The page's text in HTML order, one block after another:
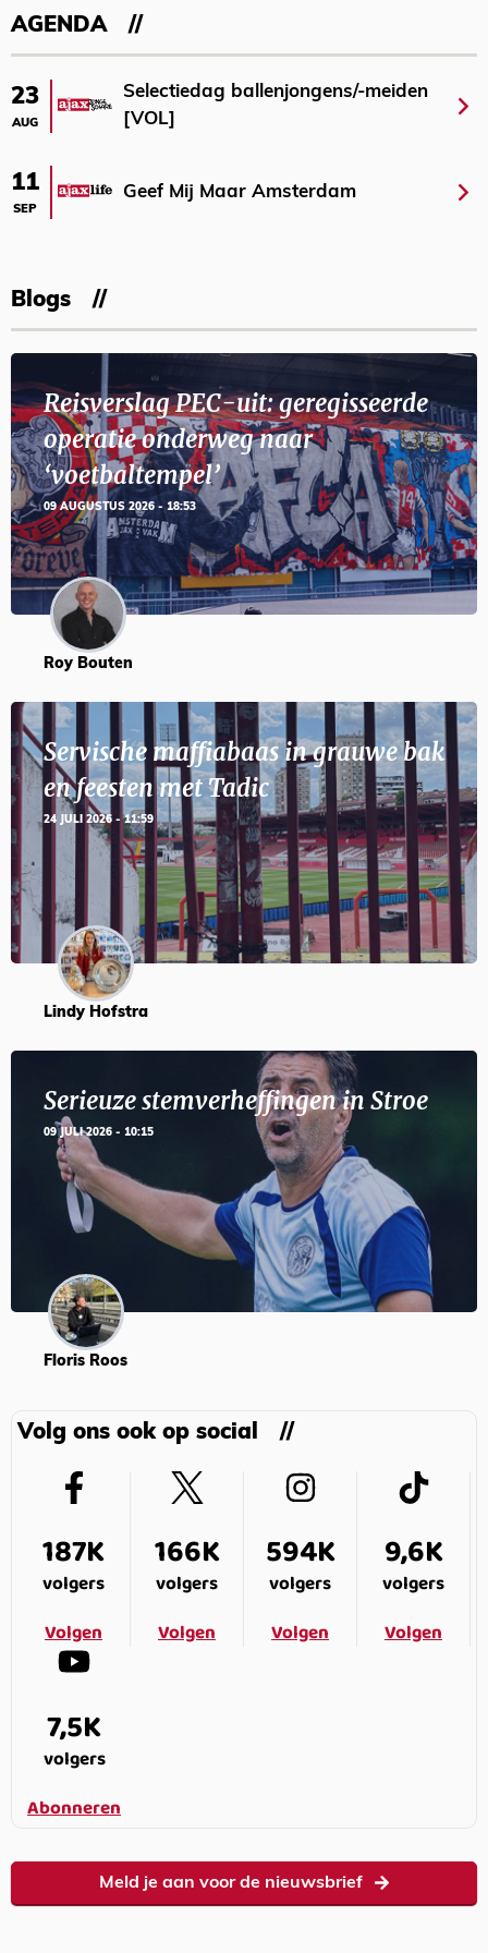
AGENDA
23
AUG
Selectiedag ballenjongens/-meiden
[VOL]
11
SEP
Geef Mij Maar Amsterdam
Blogs
Reisverslag PEC-uit: geregisseerde
operatie onderweg naar
‘voetbaltempel’
09 AUGUSTUS 2026 - 18:53
Roy Bouten
Servische maffiabaas in grauwe bak
en feesten met Tadic
24 JULI 2026 - 11:59
Lindy Hofstra
Serieuze stemverheffingen in Stroe
09 JULI 2026 - 10:15
Floris Roos
Volg ons ook op social
187K
volgers
Volgen
166K
volgers
Volgen
594K
volgers
Volgen
9,6K
volgers
Volgen
7,5K
volgers
Abonneren
Meld je aan voor de nieuwsbrief